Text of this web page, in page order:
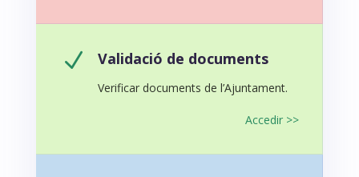
N Validació de documents
Verificar documents de l’Ajuntament.
Accedir >>